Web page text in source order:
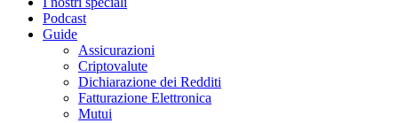
Podcast
Guide
Assicurazioni
Criptovalute
Dichiarazione dei Redditi
Fatturazione Elettronica
Mutui